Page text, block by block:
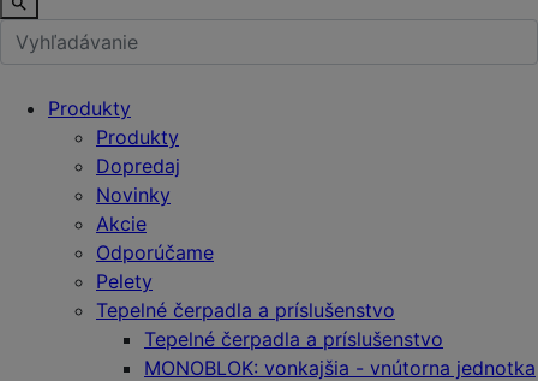
Produkty
Produkty
Dopredaj
Novinky
Akcie
Odporúčame
Pelety
Tepelné čerpadla a príslušenstvo
Tepelné čerpadla a príslušenstvo
MONOBLOK: vonkajšia - vnútorna jednotka